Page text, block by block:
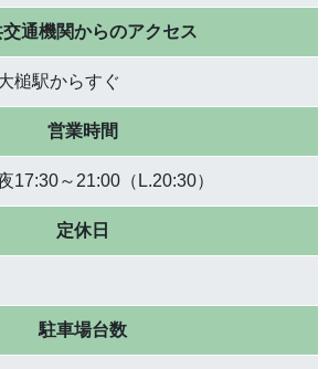
通機関からのアクセス
槌駅からすぐ
営業時間
17:30～21:00（L.20:30）
定休日
駐車場台数